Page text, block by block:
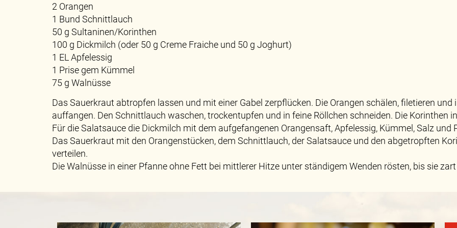
2 Orangen
1 Bund Schnittlauch
50 g Sultaninen/Korinthen
100 g Dickmilch (oder 50 g Creme Fraiche und 50 g Joghurt)
1 EL Apfelessig
1 Prise gem Kümmel
75 g Walnüsse
Das Sauerkraut abtropfen lassen und mit einer Gabel zerpflücken. Die Orangen schälen, filetieren
auffangen. Den Schnittlauch waschen, trockentupfen und in feine Röllchen schneiden. Die Korinthen
Für die Salatsauce die Dickmilch mit dem aufgefangenen Orangensaft, Apfelessig, Kümmel, Salz und
Das Sauerkraut mit den Orangenstücken, dem Schnittlauch, der Salatsauce und den abgetropften
verteilen.
Die Walnüsse in einer Pfanne ohne Fett bei mittlerer Hitze unter ständigem Wenden rösten, bis sie